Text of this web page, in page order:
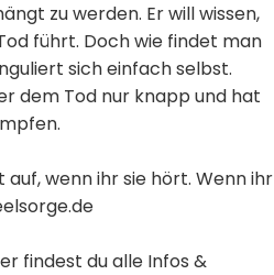
zu werden. Er will wissen,
führt. Doch wie findet man
sich einfach selbst.
dem Tod nur knapp und hat
auf, wenn ihr sie hört. Wenn ihr
findest du alle Infos &